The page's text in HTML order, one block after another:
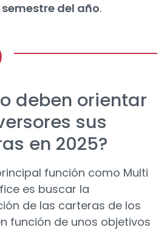
del año.
deben orientar
sus
en 2025?
función como Multi
es buscar la
de las carteras de los
función de unos objetivos